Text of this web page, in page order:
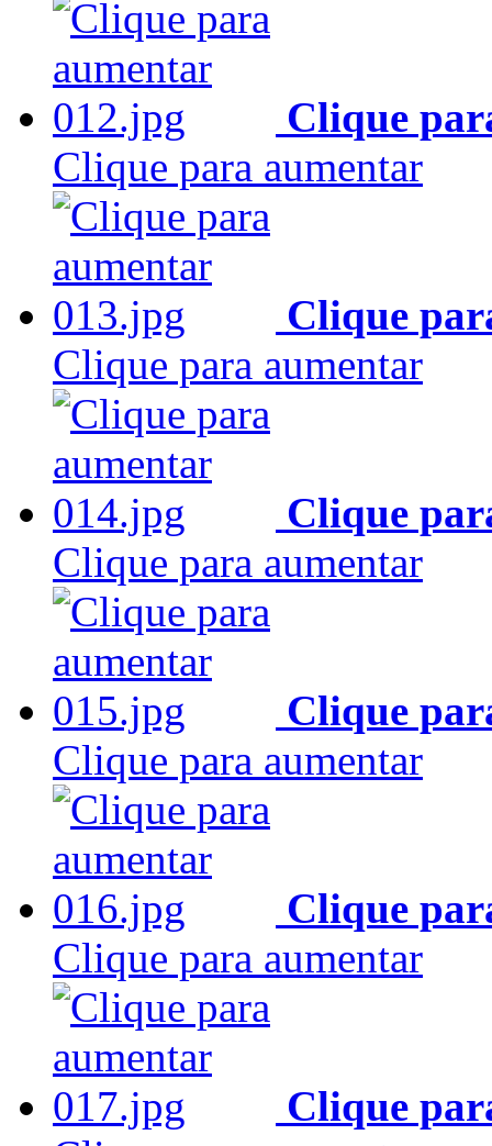
Clique
Clique para aumentar
Clique
Clique para aumentar
Clique
Clique para aumentar
Clique
Clique para aumentar
Clique
Clique para aumentar
Clique